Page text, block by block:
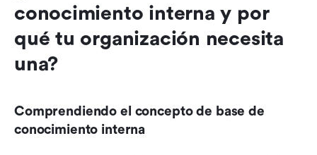
conocimiento interna y por
qué tu organización necesita
una?
Comprendiendo el concepto de base de
conocimiento interna